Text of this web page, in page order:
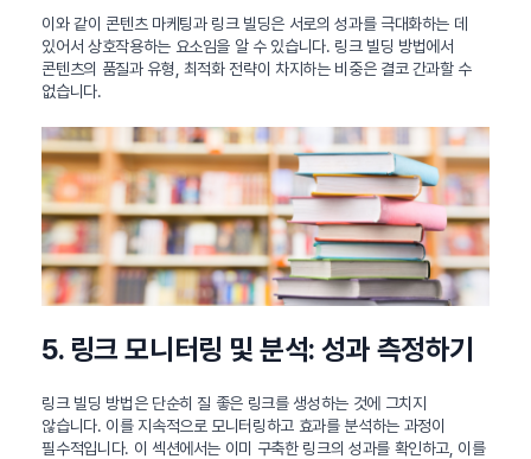
이와 같이 콘텐츠 마케팅과 링크 빌딩은 서로의 성과를 극대화하는 데
있어서 상호작용하는 요소임을 알 수 있습니다. 링크 빌딩 방법에서
콘텐츠의 품질과 유형, 최적화 전략이 차지하는 비중은 결코 간과할 수
없습니다.
5. 링크 모니터링 및 분석: 성과 측정하기
링크 빌딩 방법은 단순히 질 좋은 링크를 생성하는 것에 그치지
않습니다. 이를 지속적으로 모니터링하고 효과를 분석하는 과정이
필수적입니다. 이 섹션에서는 이미 구축한 링크의 성과를 확인하고, 이를